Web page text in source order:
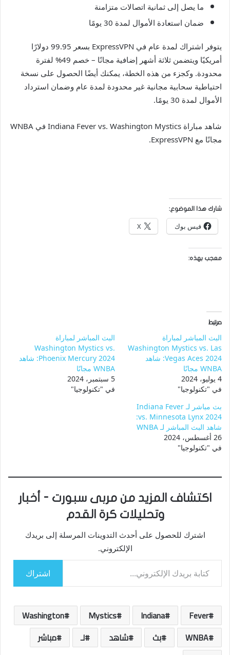
ما يصل إلى ثمانية اتصالات متزامنة
ضمان استعادة الأموال لمدة 30 يومًا
يتوفر اشتراك لمدة عام في ExpressVPN بسعر 99.95 دولارًا
أمريكيًا ويتضمن ثلاثة أشهر إضافية مجانًا – خصم 49% لفترة
محدودة. وكجزء من هذه الخطة، يمكنك أيضًا الحصول على نسخة
احتياطية سحابية مجانية غير محدودة لمدة عام وضمان استرداد
الأموال لمدة 30 يومًا.
شاهد مباراة Indiana Fever vs. Washington Mystics في WNBA
مجانًا مع ExpressVPN.
شارك هذا الموضوع:
فيس بوك X
معجب بهذه:
مرتبط
البث المباشر لمباراة
Washington Mystics vs. Las
Vegas Aces 2024: شاهد
WNBA مجانًا
4 يوليو، 2024
في "تكنولوجيا"
البث المباشر لمباراة
Washington Mystics vs.
Phoenix Mercury 2024: شاهد
WNBA مجانًا
5 سبتمبر، 2024
في "تكنولوجيا"
بث مباشر لـ Indiana Fever
vs. Minnesota Lynx 2024:
شاهد البث المباشر لـ WNBA
26 أغسطس، 2024
في "تكنولوجيا"
اكتشاف المزيد من مربى سبورت - أخبار
وتحليلات كرة القدم
اشترك للحصول على أحدث التدوينات المرسلة إلى بريدك
الإلكتروني.
كتابة بريدك الإلكتروني...
اشتراك
Fever
Indiana
Mystics
Washington
WNBA
بث شاهد لـ
مباشر